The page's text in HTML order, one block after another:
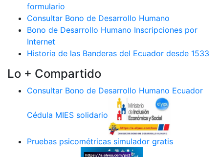
formulario
Consultar Bono de Desarrollo Humano
Bono de Desarrollo Humano Inscripciones por
Internet
Historia de las Banderas del Ecuador desde 1533
Lo + Compartido
Consultar Bono de Desarrollo Humano Ecuador
Cédula MIES solidario
Pruebas psicométricas simulador gratis